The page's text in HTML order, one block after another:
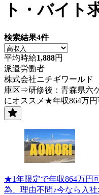
ト・バイト
検索結果4件
平均時給1,888円
派遣労働者
株式会社ニチギワールド
庫区⇒研修後：青森県六
にオススメ★年収864万円
★1年限定で年収864万円
為、理由不問♪今なら入